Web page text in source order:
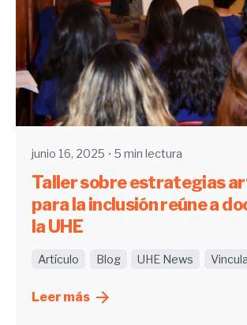
Enviado por
UHE
junio 16, 2025 5 min lectura
Taller sobre estrategias
para la inclusión reúne a
la UHE
Artículo Blog UHE News
Leer más